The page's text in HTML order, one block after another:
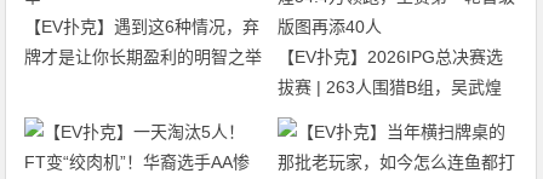
【EV扑克】遇到这6种情况，弃
牌才是让你长期盈利的明智之举
【EV扑克】2026IPG总决赛选
拔赛 | 263人围猎B组，吴武煌
54.4万领跑，主赛第一轮晋级版
图再添40人